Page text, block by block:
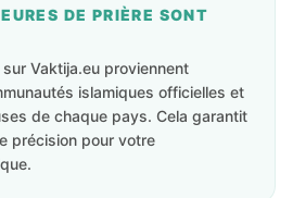
DE PRIÈRE SONT
Vaktija.eu proviennent
islamiques officielles et
de chaque pays. Cela garantit
précision pour votre